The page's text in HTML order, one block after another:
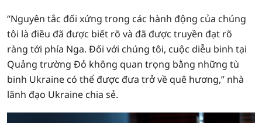
“Nguyên tắc đối xứng trong các hành động của chúng
tôi là điều đã được biết rõ và đã được truyền đạt rõ
ràng tới phía Nga. Đối với chúng tôi, cuộc diễu binh tại
Quảng trường Đỏ không quan trọng bằng những tù
binh Ukraine có thể được đưa trở về quê hương,” nhà
lãnh đạo Ukraine chia sẻ.